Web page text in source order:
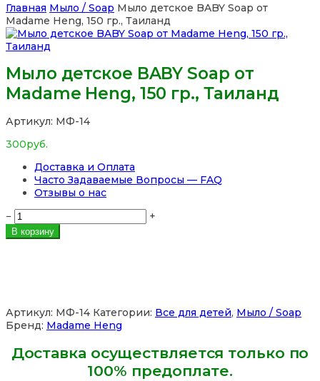
Главная Мыло / Soap Мыло детское BABY Soap от
Madame Heng, 150 гр., Таиланд
Мыло детское BABY Soap от
Madame Heng, 150 гр., Таиланд
Артикул: МФ-14
300руб.
Доставка и Оплата
Часто Задаваемые Вопросы — FAQ
Отзывы о нас
− Количество
товара
Мыло
Heng,
150
Таиланд
+
В корзину
Артикул: МФ-14 Категории: Все для детей, Мыло / Soap
Бренд: Madame Heng
Доставка осуществляется только по
100% предоплате.